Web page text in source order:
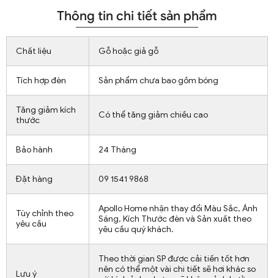
Thông tin chi tiết sản phẩm
Chất liệu Gỗ hoặc giả gỗ
Tích hợp đèn Sản phẩm chưa bao gồm bóng
Tăng giảm kích
thước
Có thể tăng giảm chiều cao
Bảo hành 24 Tháng
Đặt hàng 09 1541 9868
Tùy chỉnh theo
yêu cầu
Apollo Home nhận thay đổi Màu Sắc, Ánh
Sáng, Kích Thước đèn và Sản xuất theo
yêu cầu quý khách.
Lưu ý
Theo thời gian SP được cải tiến tốt hơn
nên có thể một vài chi tiết sẽ hơi khác so